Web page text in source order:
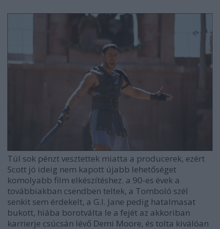
Túl sok pénzt vesztettek miatta a producerek, ezért
Scott jó ideig nem kapott újabb lehetőséget
komolyabb film elkészítéshez. a 90-es évek a
továbbiakban csendben teltek, a Tomboló szél
senkit sem érdekelt, a G.I. Jane pedig hatalmasat
bukott, hiába borotválta le a fejét az akkoriban
karrierje csúcsán lévő Demi Moore, és tolta kiválóan